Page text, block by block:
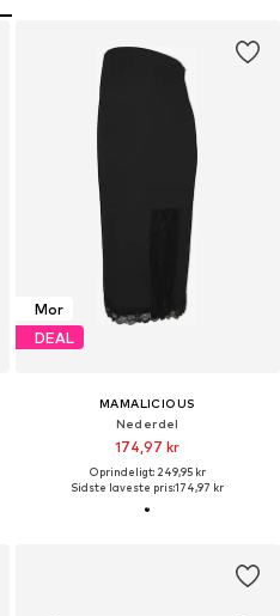
Mor
DEAL
MAMALICIOUS
Nederdel
174,97 kr
Oprindeligt: 249,95 kr
Sidste laveste pris:174,97 kr